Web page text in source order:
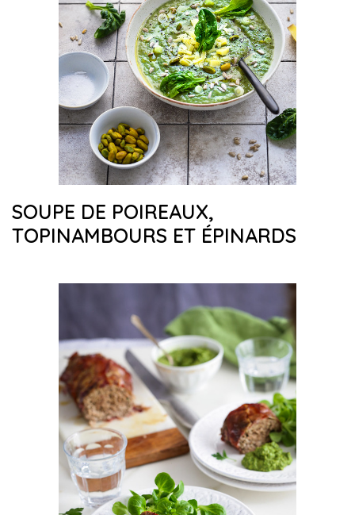
SOUPE DE POIREAUX,
TOPINAMBOURS ET ÉPINARDS